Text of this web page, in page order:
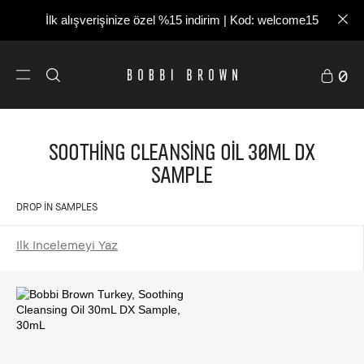
İlk alışverişinize özel %15 indirim | Kod: welcome15
0
Soothing Cleansing Oil 30mL DX
Sample
DROP IN SAMPLES
Ilk Incelemeyi Yaz